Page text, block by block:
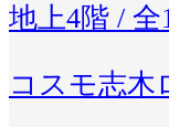
地上4階 / 全
コスモ志木